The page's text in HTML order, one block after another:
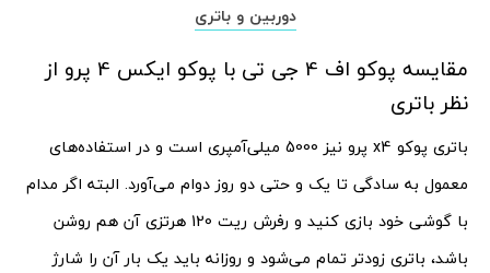
دوربین و باتری
مقایسه پوکو اف 4 جی تی با پوکو ایکس 4 پرو از
نظر باتری
باتری پوکو x4 پرو نیز 5000 میلی‌آمپری است و در استفاده‌های
معمول به سادگی تا یک و حتی دو روز دوام می‌آورد. البته اگر مدام
با گوشی خود بازی کنید و رفرش ریت 120 هرتزی آن هم روشن
باشد، باتری زودتر تمام می‌شود و روزانه باید یک بار آن را شارژ